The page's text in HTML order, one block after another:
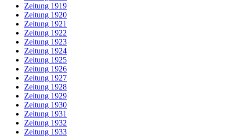
Zeitung 1919
Zeitung 1920
Zeitung 1921
Zeitung 1922
Zeitung 1923
Zeitung 1924
Zeitung 1925
Zeitung 1926
Zeitung 1927
Zeitung 1928
Zeitung 1929
Zeitung 1930
Zeitung 1931
Zeitung 1932
Zeitung 1933